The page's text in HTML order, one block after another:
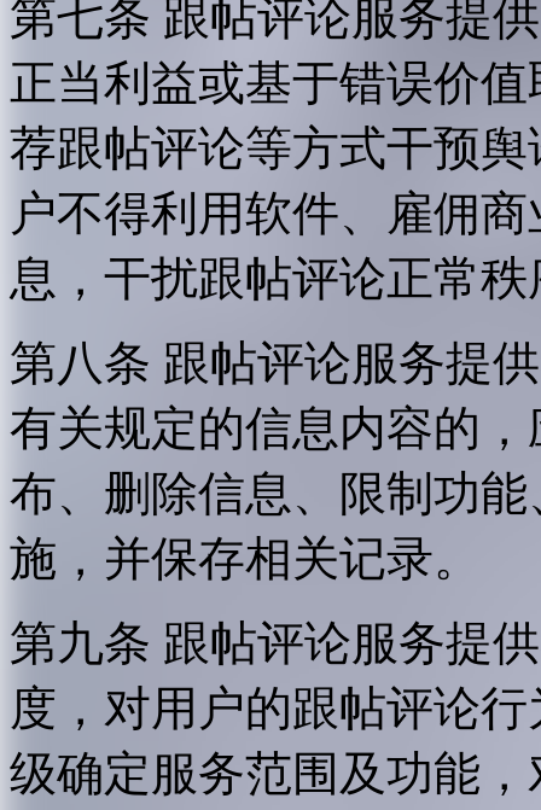
第七条 跟帖评论服务提
正当利益或基于错误价
荐跟帖评论等方式干预
户不得利用软件、雇佣
息，干扰跟帖评论正常
第八条 跟帖评论服务提
有关规定的信息内容的
布、删除信息、限制功
施，并保存相关记录。
第九条 跟帖评论服务提
度，对用户的跟帖评论
级确定服务范围及功能